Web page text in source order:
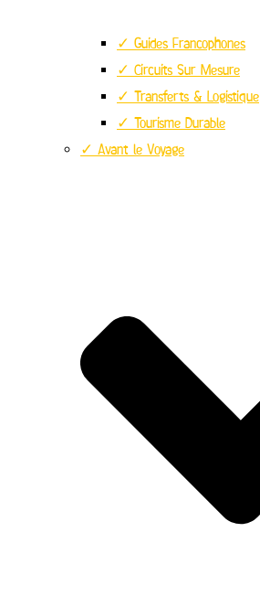
✓ Guides Francophones
✓ Circuits Sur Mesure
✓ Transferts & Logistique
✓ Tourisme Durable
✓ Avant le Voyage